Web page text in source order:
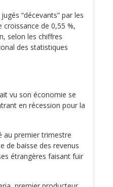
“décevants” par les
de 0,55 %,
selon les chiffres
des statistiques
vu son économie se
en récession pour la
au premier trimestre
de baisse des revenus
étrangères faisant fuir